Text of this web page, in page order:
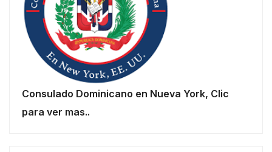
Consulado Dominicano en Nueva York, Clic
para ver mas..